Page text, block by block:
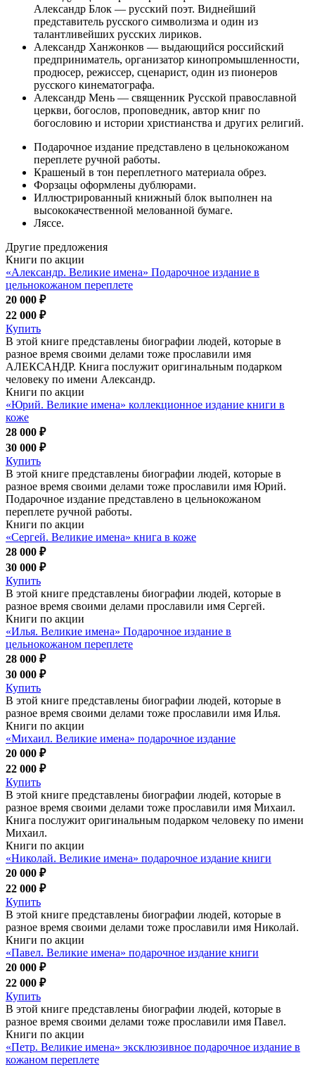
Александр Блок — русский поэт. Виднейший
представитель русского символизма и один из
талантливейших русских лириков.
Александр Ханжонков — выдающийся российский
предприниматель, организатор кинопромышленности,
продюсер, режиссер, сценарист, один из пионеров
русского кинематографа.
Александр Мень — священник Русской православной
церкви, богослов, проповедник, автор книг по
богословию и истории христианства и других религий.
Подарочное издание представлено в цельнокожаном
переплете ручной работы.
Крашеный в тон переплетного материала обрез.
Форзацы оформлены дублюрами.
Иллюстрированный книжный блок выполнен на
высококачественной мелованной бумаге.
Ляссе.
Другие предложения
Книги по акции
«Александр. Великие имена» Подарочное издание в
цельнокожаном переплете
20 000 ₽
22 000 ₽
Купить
В этой книге представлены биографии людей, которые в
разное время своими делами тоже прославили имя
АЛЕКСАНДР. Книга послужит оригинальным подарком
человеку по имени Александр.
Книги по акции
«Юрий. Великие имена» коллекционное издание книги в
коже
28 000 ₽
30 000 ₽
Купить
В этой книге представлены биографии людей, которые в
разное время своими делами тоже прославили имя Юрий.
Подарочное издание представлено в цельнокожаном
переплете ручной работы.
Книги по акции
«Сергей. Великие имена» книга в коже
28 000 ₽
30 000 ₽
Купить
В этой книге представлены биографии людей, которые в
разное время своими делами прославили имя Сергей.
Книги по акции
«Илья. Великие имена» Подарочное издание в
цельнокожаном переплете
28 000 ₽
30 000 ₽
Купить
В этой книге представлены биографии людей, которые в
разное время своими делами тоже прославили имя Илья.
Книги по акции
«Михаил. Великие имена» подарочное издание
20 000 ₽
22 000 ₽
Купить
В этой книге представлены биографии людей, которые в
разное время своими делами тоже прославили имя Михаил.
Книга послужит оригинальным подарком человеку по имени
Михаил.
Книги по акции
«Николай. Великие имена» подарочное издание книги
20 000 ₽
22 000 ₽
Купить
В этой книге представлены биографии людей, которые в
разное время своими делами тоже прославили имя Николай.
Книги по акции
«Павел. Великие имена» подарочное издание книги
20 000 ₽
22 000 ₽
Купить
В этой книге представлены биографии людей, которые в
разное время своими делами тоже прославили имя Павел.
Книги по акции
«Петр. Великие имена» эксклюзивное подарочное издание в
кожаном переплете